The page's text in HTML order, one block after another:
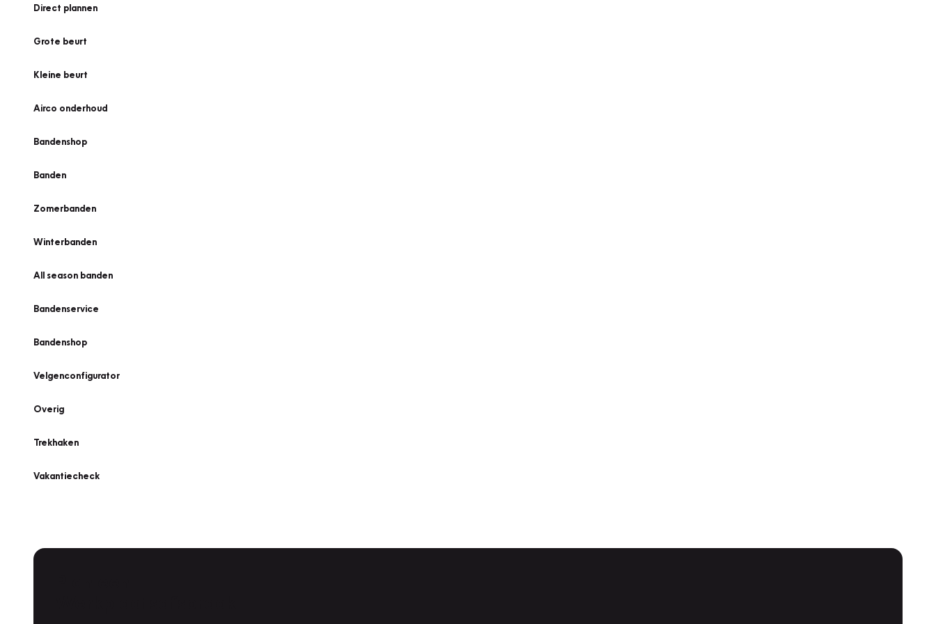
Direct plannen
Grote beurt
Kleine beurt
Airco onderhoud
Bandenshop
Banden
Zomerbanden
Winterbanden
All season banden
Bandenservice
Bandenshop
Velgenconfigurator
Overig
Trekhaken
Vakantiecheck